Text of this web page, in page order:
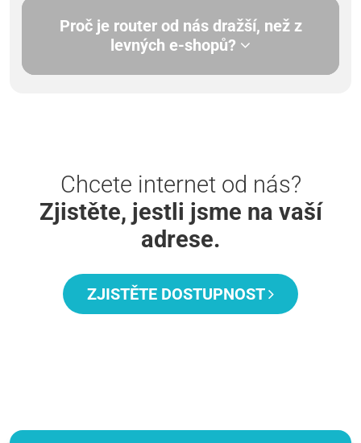
Proč je router od nás dražší, než z
levných e-shopů?
Chcete internet od nás?
Zjistěte, jestli jsme na vaší
adrese.
ZJISTĚTE DOSTUPNOST